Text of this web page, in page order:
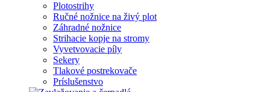
Plotostrihy
Ručné nožnice na živý plot
Záhradné nožnice
Strihacie kopje na stromy
Vyvetvovacie píly
Sekery
Tlakové postrekovače
Príslušenstvo